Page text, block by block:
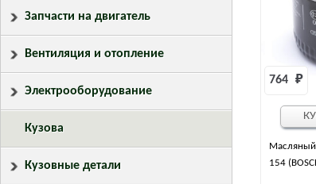
154
764 ₽
Запчасти на двигатель
Вентиляция и отопление
Электрооборудование
Кузова
Кузовные детали